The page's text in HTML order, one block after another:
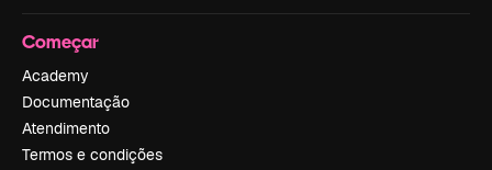
Começar
Academy
Documentação
Atendimento
Termos e condições